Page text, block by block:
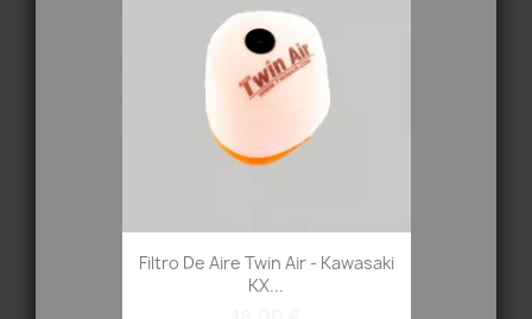
Filtro De Aire Twin Air - Kawasaki
KX...